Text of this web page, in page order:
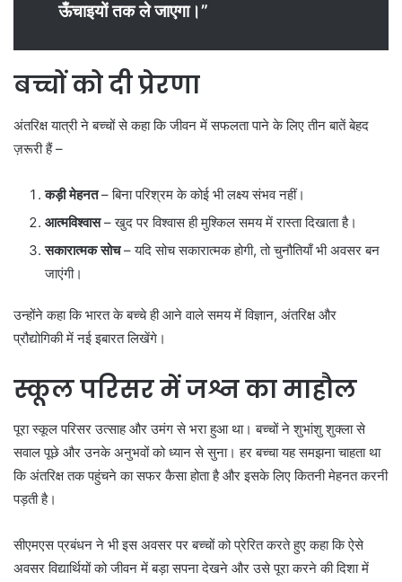
ऊँचाइयों तक ले जाएगा।”
बच्चों को दी प्रेरणा
अंतरिक्ष यात्री ने बच्चों से कहा कि जीवन में सफलता पाने के लिए तीन बातें बेहद
ज़रूरी हैं –
कड़ी मेहनत– बिना परिश्रम के कोई भी लक्ष्य संभव नहीं।
आत्मविश्वास– खुद पर विश्वास ही मुश्किल समय में रास्ता दिखाता है।
सकारात्मक सोच– यदि सोच सकारात्मक होगी, तो चुनौतियाँ भी अवसर बन
जाएंगी।
उन्होंने कहा कि भारत के बच्चे ही आने वाले समय में विज्ञान, अंतरिक्ष और
प्रौद्योगिकी में नई इबारत लिखेंगे।
स्कूल परिसर में जश्न का माहौल
पूरा स्कूल परिसर उत्साह और उमंग से भरा हुआ था। बच्चों ने शुभांशु शुक्ला से
सवाल पूछे और उनके अनुभवों को ध्यान से सुना। हर बच्चा यह समझना चाहता था
कि अंतरिक्ष तक पहुंचने का सफर कैसा होता है और इसके लिए कितनी मेहनत करनी
पड़ती है।
सीएमएस प्रबंधन ने भी इस अवसर पर बच्चों को प्रेरित करते हुए कहा कि ऐसे
अवसर विद्यार्थियों को जीवन में बड़ा सपना देखने और उसे पूरा करने की दिशा में